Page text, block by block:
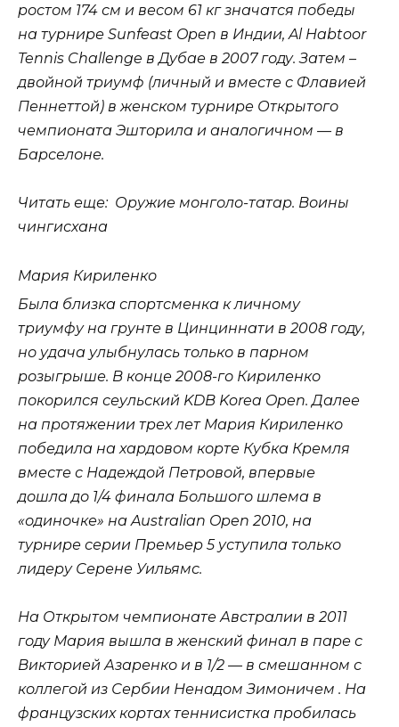
ростом 174 см и весом 61 кг значатся победы
на турнире Sunfeast Open в Индии, Al Habtoor
Tennis Challenge в Дубае в 2007 году. Затем –
двойной триумф (личный и вместе с Флавией
Пеннеттой) в женском турнире Открытого
чемпионата Эшторила и аналогичном — в
Барселоне.
Читать еще: Оружие монголо-татар. Воины
чингисхана
Мария Кириленко
Была близка спортсменка к личному
триумфу на грунте в Цинциннати в 2008 году,
но удача улыбнулась только в парном
розыгрыше. В конце 2008-го Кириленко
покорился сеульский KDB Korea Open. Далее
на протяжении трех лет Мария Кириленко
победила на хардовом корте Кубка Кремля
вместе с Надеждой Петровой, впервые
дошла до 1/4 финала Большого шлема в
«одиночке» на Australian Open 2010, на
турнире серии Премьер 5 уступила только
лидеру Серене Уильямс.
На Открытом чемпионате Австралии в 2011
году Мария вышла в женский финал в паре с
Викторией Азаренко и в 1/2 — в смешанном с
коллегой из Сербии Ненадом Зимоничем . На
французских кортах теннисистка пробилась